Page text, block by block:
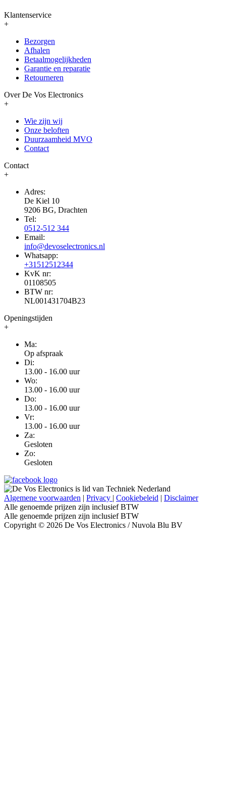
Klantenservice
+
Bezorgen
Afhalen
Betaalmogelijkheden
Garantie en reparatie
Retourneren
Over De Vos Electronics
+
Wie zijn wij
Onze beloften
Duurzaamheid MVO
Contact
Contact
+
Adres:
De Kiel 10
9206 BG, Drachten
Tel:
0512-512 344
Email:
info@devoselectronics.nl
Whatsapp:
+31512512344
KvK nr:
01108505
BTW nr:
NL001431704B23
Openingstijden
+
Ma:
Op afspraak
Di:
13.00 - 16.00 uur
Wo:
13.00 - 16.00 uur
Do:
13.00 - 16.00 uur
Vr:
13.00 - 16.00 uur
Za:
Gesloten
Zo:
Gesloten
Algemene voorwaarden | Privacy | Cookiebeleid | Disclaimer
Alle genoemde prijzen zijn inclusief BTW
Alle genoemde prijzen zijn inclusief BTW
Copyright © 2026 De Vos Electronics / Nuvola Blu BV